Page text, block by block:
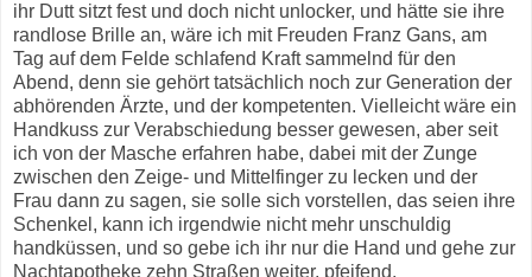
ihr Dutt sitzt fest und doch nicht unlocker, und hätte sie ihre
randlose Brille an, wäre ich mit Freuden Franz Gans, am
Tag auf dem Felde schlafend Kraft sammelnd für den
Abend, denn sie gehört tatsächlich noch zur Generation der
abhörenden Ärzte, und der kompetenten. Vielleicht wäre ein
Handkuss zur Verabschiedung besser gewesen, aber seit
ich von der Masche erfahren habe, dabei mit der Zunge
zwischen den Zeige- und Mittelfinger zu lecken und der
Frau dann zu sagen, sie solle sich vorstellen, das seien ihre
Schenkel, kann ich irgendwie nicht mehr unschuldig
handküssen, und so gebe ich ihr nur die Hand und gehe zur
Nachtapotheke zehn Straßen weiter, pfeifend.